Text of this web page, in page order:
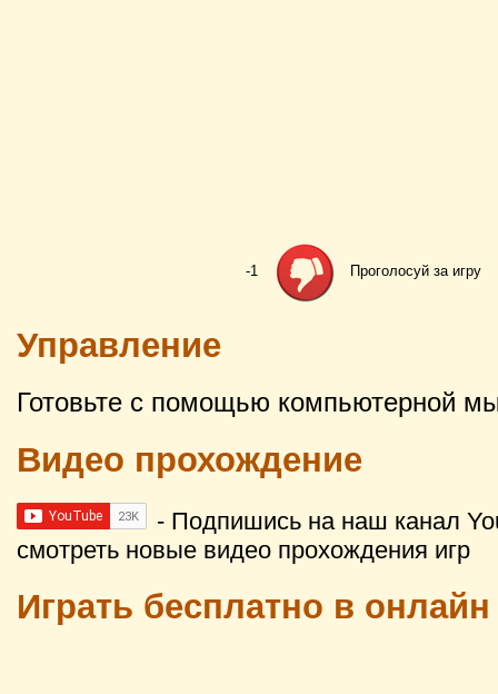
-1 Проголосуй за игру
Управление
Готовьте с помощью компьютерной
Видео прохождение
- Подпишись на наш канал
смотреть новые видео прохождения игр
Играть бесплатно в